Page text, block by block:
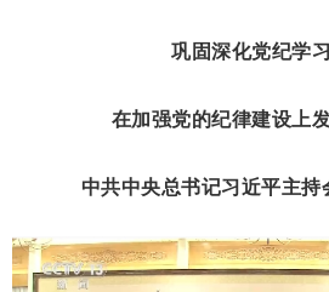
巩固深化党纪学
在加强党的纪律建设上
中共中央总书记习近平主